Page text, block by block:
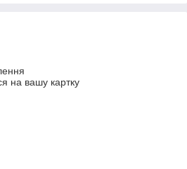
на вашу картку